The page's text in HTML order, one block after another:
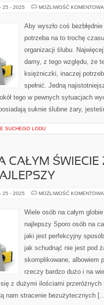
25 - 2025 MOŻLIWOŚĆ
Aby wyszło coś
potrzeba na to trochę
organizacji ślubu.
damy, z tego względu, że
księżniczki, inaczej
spełnić. Jedną
tego w pewnych sytuacjach
suknie ślubne żary,
SUCHEGO LODU
CAŁYM
25 - 2025 MOŻLIWOŚĆ
Wiele osób na całym
najlepszy Sporo osób na
jaki jest perfekcyjny
jak schudnąć nie jest pod
skomplikowane, albowiem
rzeczy bardzo dużo i na
z dużymi ilościami przeróżnych
nam stracenie bezużytecznych